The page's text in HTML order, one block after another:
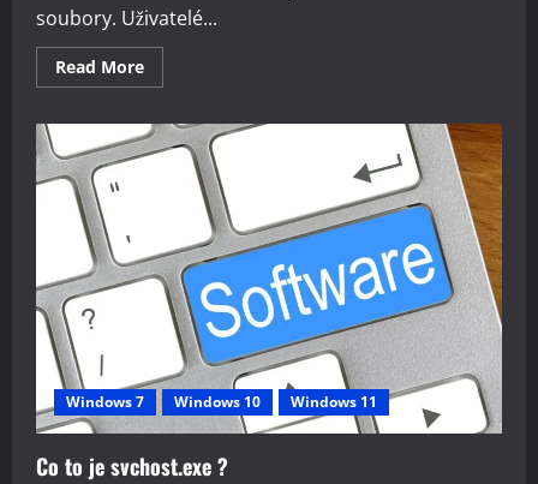
soubory. Uživatelé...
Read MoreRead
more
je
Microsoft
OneDrive
Windows 7 Windows 10 Windows 11
Co to je svchost.exe ?